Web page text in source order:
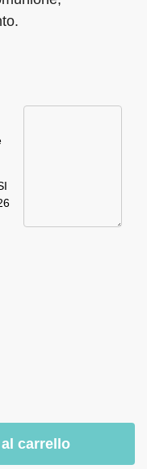
carrello